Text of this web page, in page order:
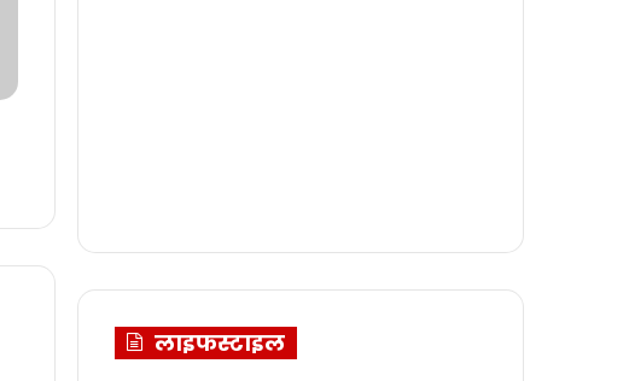
लाइफस्टाइल